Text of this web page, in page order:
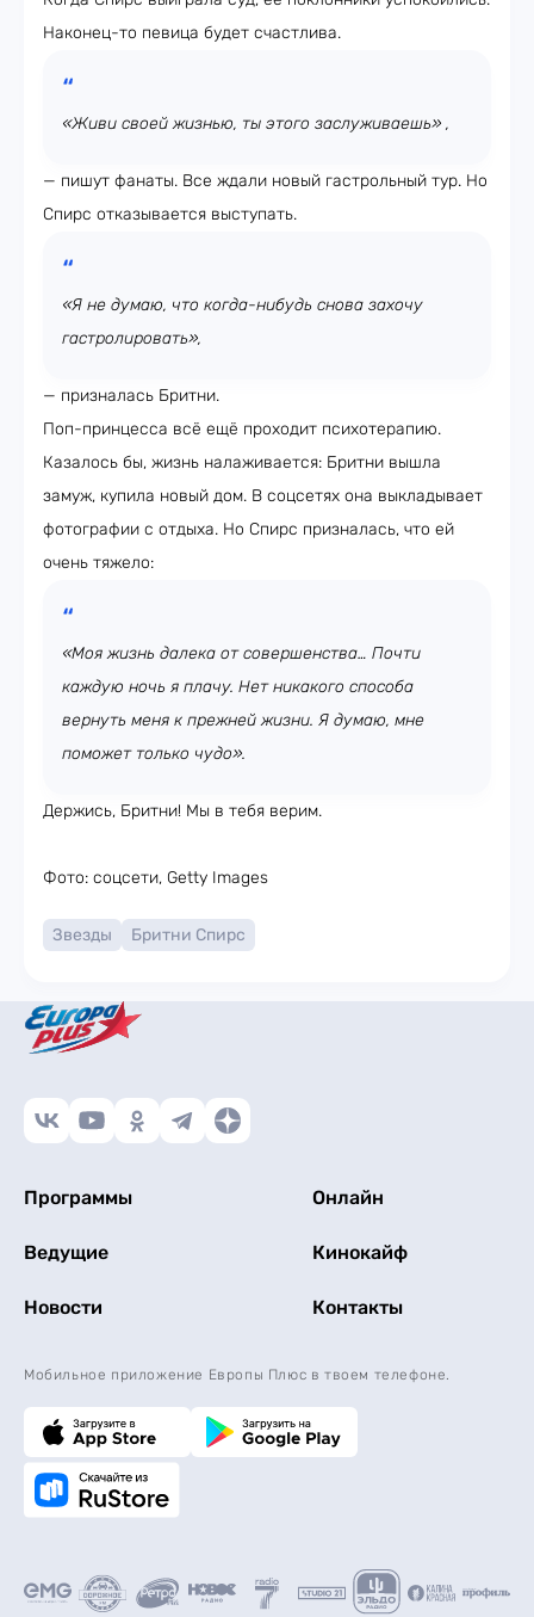
Наконец-то певица будет счастлива.
«Живи своей жизнью, ты этого заслуживаешь» ,
— пишут фанаты. Все ждали новый гастрольный тур. Но
Спирс отказывается выступать.
«Я не думаю, что когда-нибудь снова захочу
гастролировать»,
— призналась Бритни.
Поп-принцесса всё ещё проходит психотерапию.
Казалось бы, жизнь налаживается: Бритни вышла
замуж, купила новый дом. В соцсетях она выкладывает
фотографии с отдыха. Но Спирс призналась, что ей
очень тяжело:
«Моя жизнь далека от совершенства… Почти
каждую ночь я плачу. Нет никакого способа
вернуть меня к прежней жизни. Я думаю, мне
поможет только чудо».
Держись, Бритни! Мы в тебя верим.
Фото: соцсети, Getty Images
Звезды Бритни Спирс
Программы Онлайн
Ведущие Кинокайф
Новости Контакты
Мобильное приложение Европы Плюс в твоем телефоне.